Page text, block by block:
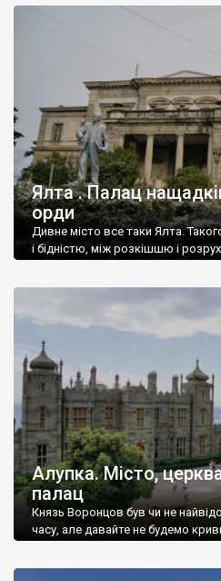
Ялта . Палац
орди
Дивне місто все таки Ялта.
і бідністю, між розкішшю і
Алупка. Місто,
палац
Князь Воронцов був чи не
часу, але давайте не будемо